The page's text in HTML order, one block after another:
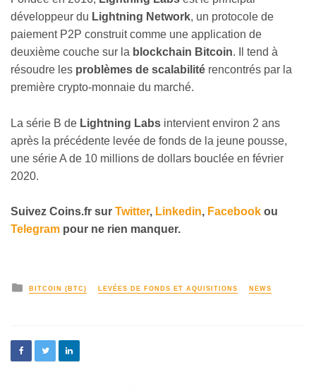
développeur du Lightning Network, un protocole de
paiement P2P construit comme une application de
deuxième couche sur la blockchain Bitcoin. Il tend à
résoudre les problèmes de scalabilité rencontrés par la
première crypto-monnaie du marché.
La série B de Lightning Labs intervient environ 2 ans
après la précédente levée de fonds de la jeune pousse,
une série A de 10 millions de dollars bouclée en février
2020.
Suivez Coins.fr sur Twitter, Linkedin, Facebook ou
Telegram pour ne rien manquer.
BITCOIN (BTC) LEVÉES DE FONDS ET AQUISITIONS NEWS